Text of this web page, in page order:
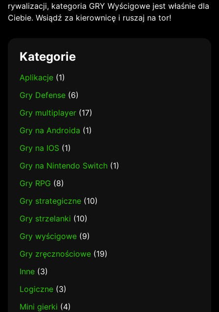
rywalizacji, kategoria GRY Wyścigowe jest właśnie dla
Ciebie. Wsiądź za kierownicę i ruszaj na tor!
Kategorie
Aplikacje (1)
Gry Defense (6)
Gry multiplayer (17)
Gry na Androida (1)
Gry na IOS (1)
Gry na Nintendo Switch (1)
Gry RPG (8)
Gry strategiczne (10)
Gry strzelanki (10)
Gry wyścigowe (9)
Gry zręcznościowe (19)
Inne (3)
Logiczne (3)
Mini gierki (4)